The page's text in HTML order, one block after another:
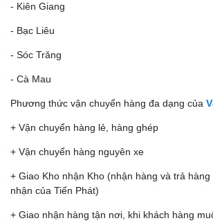
- Kiên Giang
- Bạc Liêu
- Sóc Trăng
- Cà Mau
Phương thức vận chuyển hàng đa dạng của
+ Vận chuyển hàng lẻ, hàng ghép
+ Vận chuyển hàng nguyên xe
+ Giao Kho nhận Kho (nhận hàng và trả
nhận của Tiến Phát)
+ Giao nhận hàng tận nơi, khi khách hàng